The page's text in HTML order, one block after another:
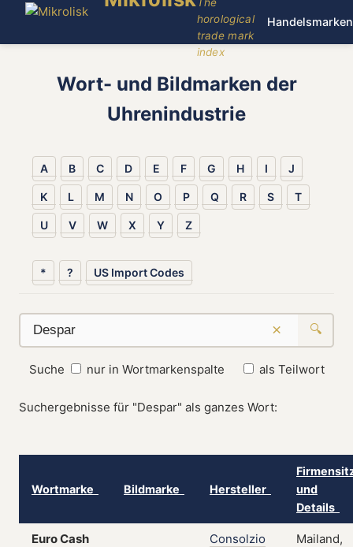
horological
trade mark
index
Handelsmarken
Wort- und Bildmarken der
Uhrenindustrie
A B C D E F G H I J
K L M N O P Q R S T
U V W X Y Z
* ? US Import Codes
× 🔍
Suche nur in Wortmarkenspalte als Teilwort
Suchergebnisse für "Despar" als ganzes Wort:
Wortmarke Bildmarke Hersteller
und
Details
Euro Cash
Consolzio
Mailand,